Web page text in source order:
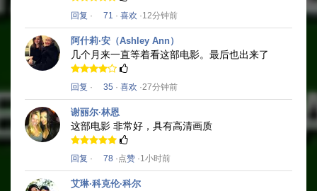
回复 · 71 · 喜欢 ·12分钟前
阿什莉·安（Ashley Ann）
几个月来一直等着看这部电影。 最后也出来了
回复 · 35 · 喜欢 ·27分钟前
谢丽尔·林恩
这部电影 非常好，具有高清画质
回复 · 78 ·点赞 ·1小时前
艾琳·科克伦·科尔